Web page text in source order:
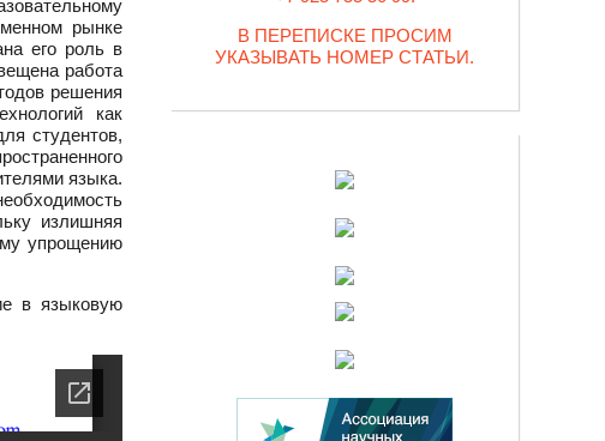
рынке
его роль в
работа
решения
как
студентов,
языка.
излишняя
упрощению
в языковую
В ПЕРЕПИСКЕ ПРОСИМ
УКАЗЫВАТЬ НОМЕР СТАТЬИ.